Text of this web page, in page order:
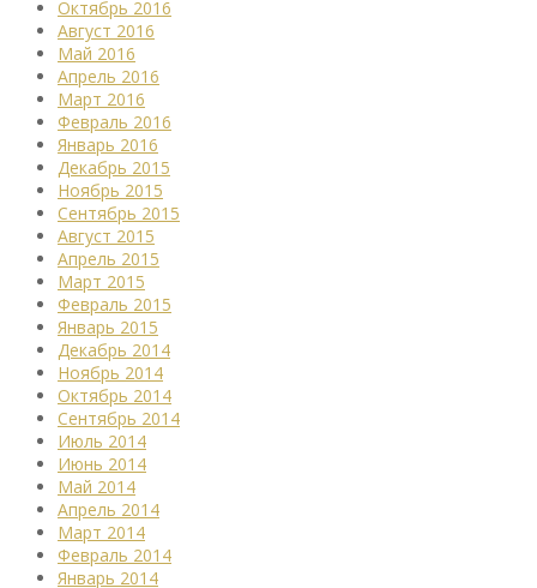
Октябрь 2016
Август 2016
Май 2016
Апрель 2016
Март 2016
Февраль 2016
Январь 2016
Декабрь 2015
Ноябрь 2015
Сентябрь 2015
Август 2015
Апрель 2015
Март 2015
Февраль 2015
Январь 2015
Декабрь 2014
Ноябрь 2014
Октябрь 2014
Сентябрь 2014
Июль 2014
Июнь 2014
Май 2014
Апрель 2014
Март 2014
Февраль 2014
Январь 2014